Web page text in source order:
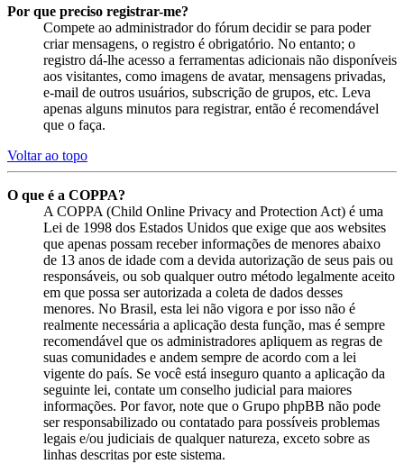
Por que preciso registrar-me?
Compete ao administrador do fórum decidir se para poder
criar mensagens, o registro é obrigatório. No entanto; o
registro dá-lhe acesso a ferramentas adicionais não disponíveis
aos visitantes, como imagens de avatar, mensagens privadas,
e-mail de outros usuários, subscrição de grupos, etc. Leva
apenas alguns minutos para registrar, então é recomendável
que o faça.
Voltar ao topo
O que é a COPPA?
A COPPA (Child Online Privacy and Protection Act) é uma
Lei de 1998 dos Estados Unidos que exige que aos websites
que apenas possam receber informações de menores abaixo
de 13 anos de idade com a devida autorização de seus pais ou
responsáveis, ou sob qualquer outro método legalmente aceito
em que possa ser autorizada a coleta de dados desses
menores. No Brasil, esta lei não vigora e por isso não é
realmente necessária a aplicação desta função, mas é sempre
recomendável que os administradores apliquem as regras de
suas comunidades e andem sempre de acordo com a lei
vigente do país. Se você está inseguro quanto a aplicação da
seguinte lei, contate um conselho judicial para maiores
informações. Por favor, note que o Grupo phpBB não pode
ser responsabilizado ou contatado para possíveis problemas
legais e/ou judiciais de qualquer natureza, exceto sobre as
linhas descritas por este sistema.